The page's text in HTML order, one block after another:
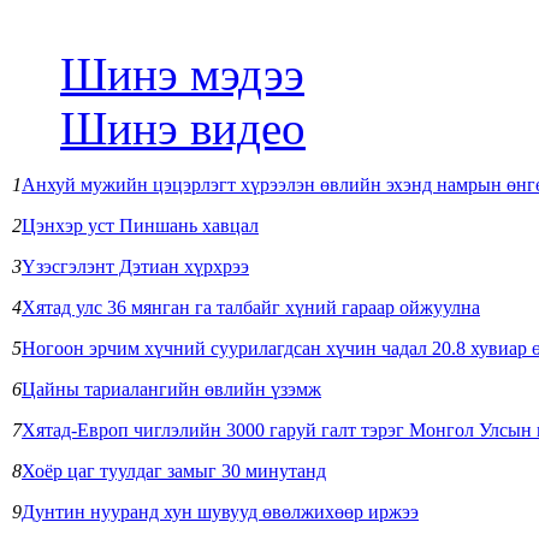
Шинэ мэдээ
Шинэ видео
1Анхуй мужийн цэцэрлэгт хүрээлэн өвлийн эхэнд намрын
2Цэнхэр уст Пиншань хавцал
3Үзэсгэлэнт Дэтиан хүрхрээ
4Хятад улс 36 мянган га талбайг хүний гараар ойжуулна
5Ногоон эрчим хүчний суурилагдсан хүчин чадал 20.8 хувиар
6Цайны тариалангийн өвлийн үзэмж
7Хятад-Европ чиглэлийн 3000 гаруй галт тэрэг Монгол Улсын
8Хоёр цаг туулдаг замыг 30 минутанд
9Дунтин нууранд хун шувууд өвөлжихөөр иржээ